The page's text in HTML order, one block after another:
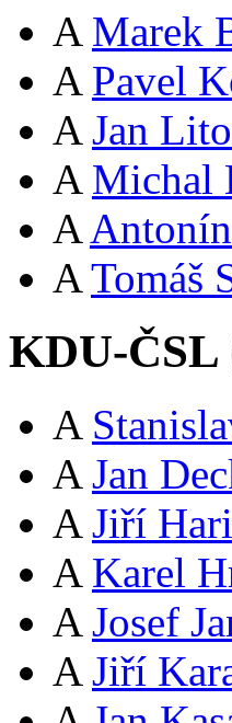
A Marek
A Pavel
A Jan
A Michal
A
A Tomáš
KDU-ČSL
A
A Jan
A Jiří
A Karel
A Josef
A Jiří